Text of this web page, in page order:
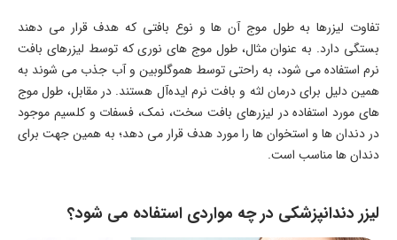
تفاوت لیزرها به طول موج آن‌ ها و نوع بافتی که هدف قرار می‌ دهند
بستگی دارد. به‌ عنوان‌ مثال، طول موج‌ های نوری که توسط لیزرهای بافت
نرم استفاده می‌ شود، به‌ راحتی توسط هموگلوبین و آب جذب می‌ شوند به
همین دلیل برای درمان لثه و بافت نرم ایده‌آل هستند. در مقابل، طول موج‌
های مورد استفاده در لیزرهای بافت سخت، نمک، فسفات و کلسیم موجود
در دندان‌ ها و استخوان‌ ها را مورد هدف قرار می دهد؛ به همین جهت برای
دندان ها مناسب است.
لیزر دندانپزشکی در چه مواردی استفاده می‌ شود؟